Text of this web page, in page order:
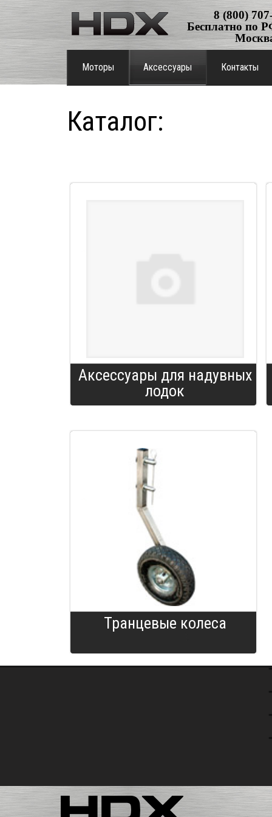
8 (800)
Бесплатно по
Моторы Аксессуары Контакты
Каталог:
Аксессуары для надувных
лодок
Транцевые колеса